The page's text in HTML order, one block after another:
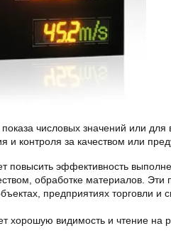
числовых значений или
и контроля за качеством или
эффективность
обработке материалов.
предприятиях торговли и
хорошую видимость и чтение на